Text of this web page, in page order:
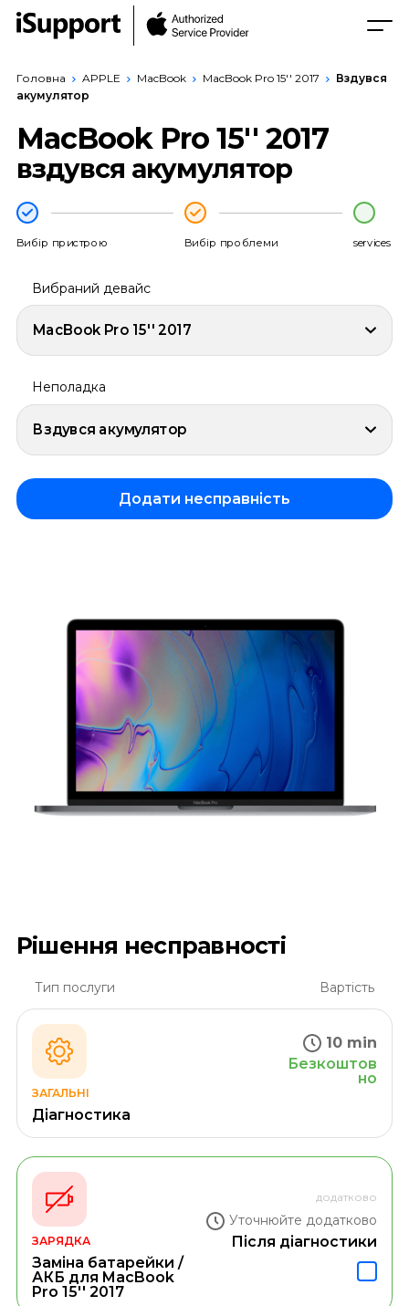
Головна APPLE MacBook MacBook Pro 15'' 2017
Вздувся
акумулятор
MacBook Pro 15'' 2017
вздувся акумулятор
Вибір пристрою Вибір проблеми services
Вибраний девайс
MacBook Pro 15'' 2017
Неполадка
Вздувся акумулятор
Додати несправність
Рішення несправності
Тип послуги Вартість
ЗАГАЛЬНІ
Діагностика
10 min
Безкоштов
но
ЗАРЯДКА
Заміна батарейки /
АКБ для MacBook
Pro 15'' 2017
додатково
Уточнюйте додатково
Після діагностики